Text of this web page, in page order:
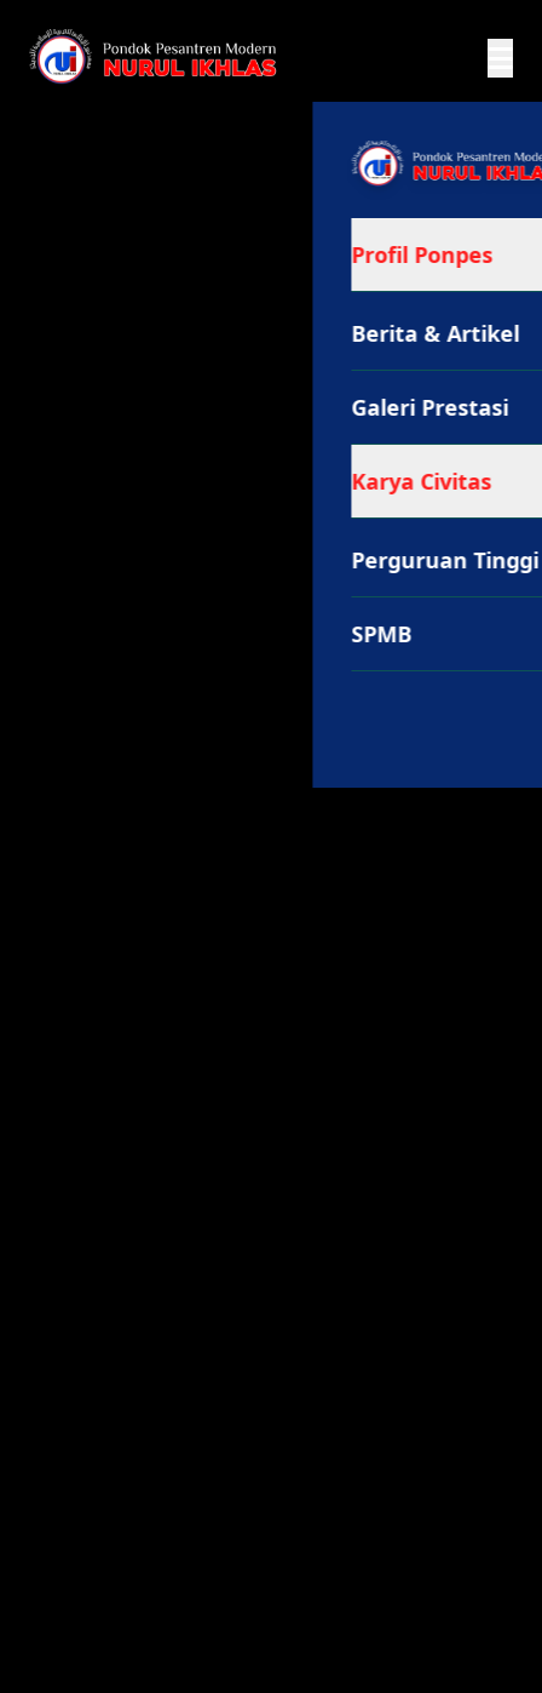
Profil Ponpes
Berita & Artikel
Galeri Prestasi
Karya Civitas
Perguruan Tinggi
SPMB